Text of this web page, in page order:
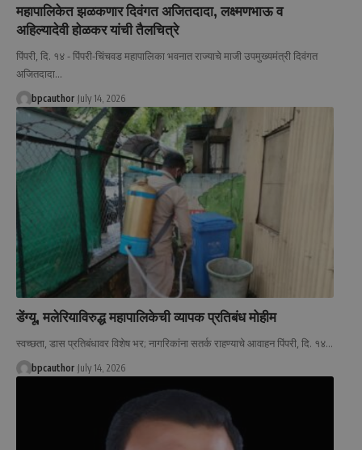
महापालिकेत झळकणार दिवंगत अजितदादा, लक्ष्मणभाऊ व
अहिल्यादेवी होळकर यांची तैलचित्रे
पिंपरी, दि. १४ - पिंपरी-चिंचवड महापालिका भवनात राज्याचे माजी उपमुख्यमंत्री दिवंगत
अजितदादा…
bpcauthor July 14, 2026
डेंग्यू, मलेरियाविरुद्ध महापालिकेची व्यापक प्रतिबंध मोहीम
स्वच्छता, डास प्रतिबंधावर विशेष भर; नागरिकांना सतर्क राहण्याचे आवाहन पिंपरी, दि. १४…
bpcauthor July 14, 2026